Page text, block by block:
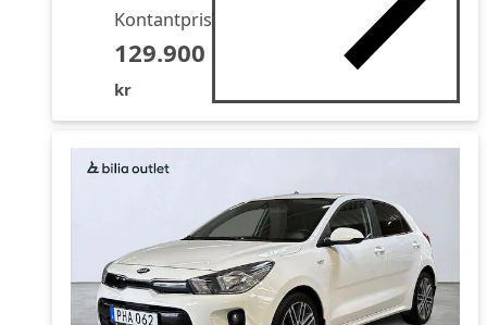
Kontantpris
129.900
kr